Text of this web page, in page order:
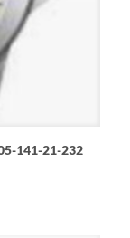
141-21-232